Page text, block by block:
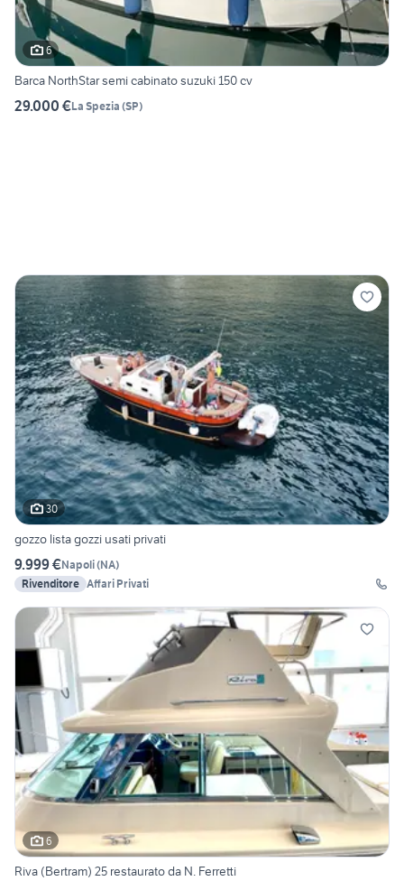
6
Barca NorthStar semi cabinato suzuki 150 cv
29.000 €La Spezia (SP)
30
gozzo lista gozzi usati privati
9.999 €Napoli(NA)
Rivenditore Affari Privati
6
Riva (Bertram) 25 restaurato da N. Ferretti